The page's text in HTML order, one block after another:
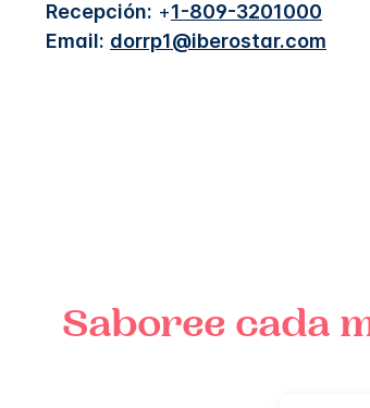
Recepción: +1-809-3201000
Email: dorrp1@iberostar.com
Saboree cada